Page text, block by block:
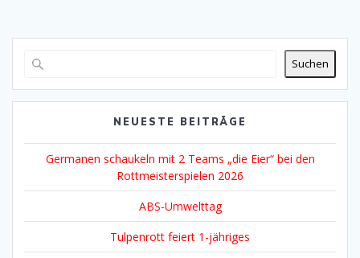
Suchen
NEUESTE BEITRÄGE
Germanen schaukeln mit 2 Teams „die Eier“ bei den
Rottmeisterspielen 2026
ABS-Umwelttag
Tulpenrott feiert 1-jähriges